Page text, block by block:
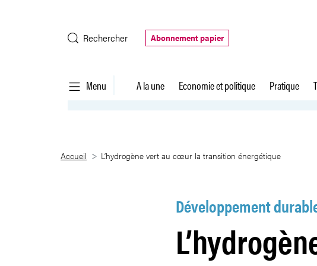
Rechercher
Abonnement papier
Menu A la une Economie et politique Pratique
L’hydrogène vert au cœur la transition
Accueil L’hydrogène vert au cœur la transition énergétique
Développement